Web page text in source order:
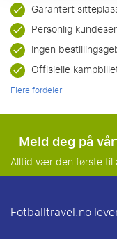
Garantert
Personlig
Ingen
Offisielle
Flere fordeler
Meld deg på
Alltid vær den første til
Fotballtravel.no